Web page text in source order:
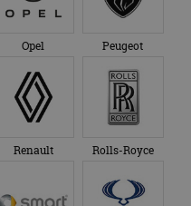
Opel Peugeot
Renault Rolls-Royce